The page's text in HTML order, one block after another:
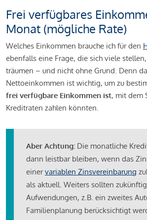
Frei verfügbares
Monat (mögliche Rate)
Welches Einkommen brauche ich für den
ebenfalls eine Frage, die sich viele
träumen – und nicht ohne Grund. Denn
Nettoeinkommen ist wichtig, um zu
frei verfügbare Einkommen ist, mit dem
Kreditraten zahlen könnten.
Aber Achtung: Die monatliche
dann leistbar bleiben, wenn das
einervariablen Zinsvereinbarung
als aktuell. Weiters sollten
Aufwendungen, z.B. ein zweites
Familienplanung berücksichtigt